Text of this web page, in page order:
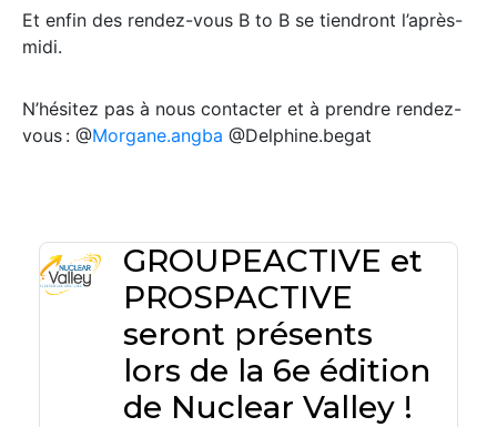
Et enfin des rendez-vous B to B se tiendront l’après-
midi.
N’hésitez pas à nous contacter et à prendre rendez-
vous : @Morgane.angba @Delphine.begat
GROUPEACTIVE et
PROSPACTIVE
seront présents
lors de la 6e édition
de Nuclear Valley !